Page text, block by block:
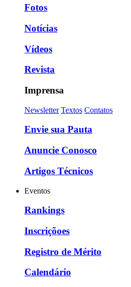
Fotos
Notícias
Vídeos
Revista
Imprensa
Newsletter Textos Contatos
Envie sua Pauta
Anuncie Conosco
Artigos Técnicos
Eventos
Rankings
Inscriçõoes
Registro de Mérito
Calendário